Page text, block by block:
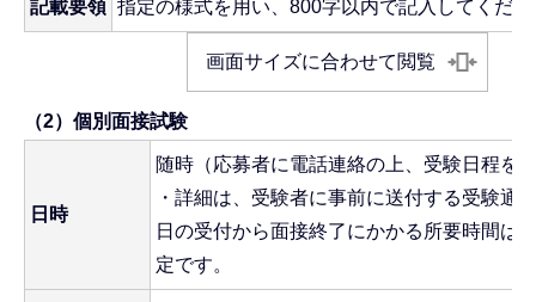
記載要領 指定の様式を用い、800字以内で記入してくだ
画面サイズに合わせて閲覧
（2）個別面接試験
日時
随時（応募者に電話連絡の上、受験日程を
・詳細は、受験者に事前に送付する受験通
日の受付から面接終了にかかる所要時間は
定です。